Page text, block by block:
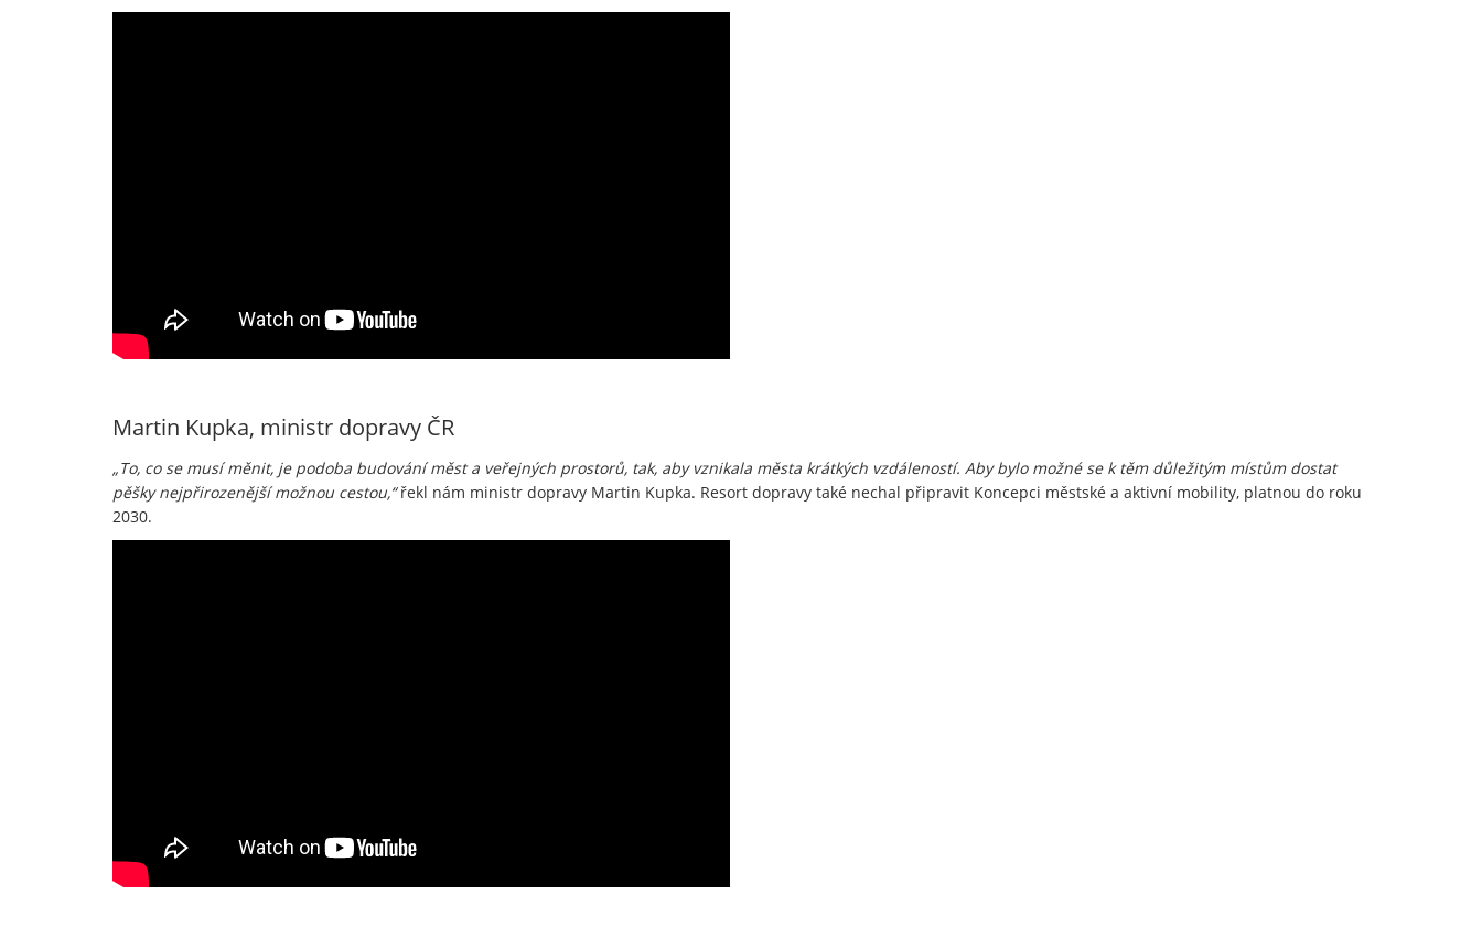
Martin Kupka, ministr dopravy ČR
„To, co se musí měnit, je podoba budování měst a veřejných prostorů, tak, aby vznikala města krátkých vzdáleností. Aby bylo možné se k těm důležitým místům dostat
pěšky nejpřirozenější možnou cestou,“řekl nám ministr dopravy Martin Kupka. Resort dopravy také nechal připravit Koncepci městské a aktivní mobility, platnou do roku
2030.